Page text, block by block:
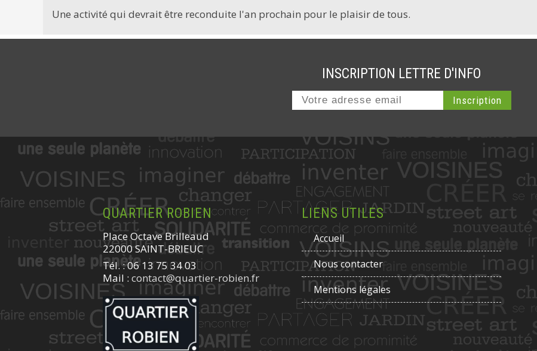
Une activité qui devrait être reconduite l'an prochain pour le plaisir de tous.
INSCRIPTION LETTRE D'INFO
QUARTIER ROBIEN
Place Octave Brilleaud
22000 SAINT-BRIEUC
Tél. : 06 13 75 34 03
Mail : contact@quartier-robien.fr
LIENS UTILES
Accueil
Nous contacter
Mentions légales